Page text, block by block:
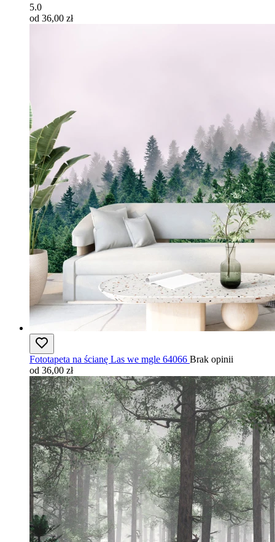
5.0
od 36,00 zł
Fototapeta na ścianę Las we mgle 64066 Brak opinii
od 36,00 zł